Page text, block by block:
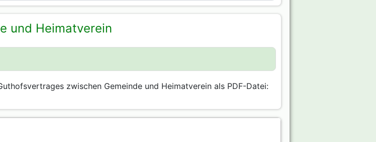
und Heimatverein
zwischen Gemeinde und Heimatverein als PDF-Datei: